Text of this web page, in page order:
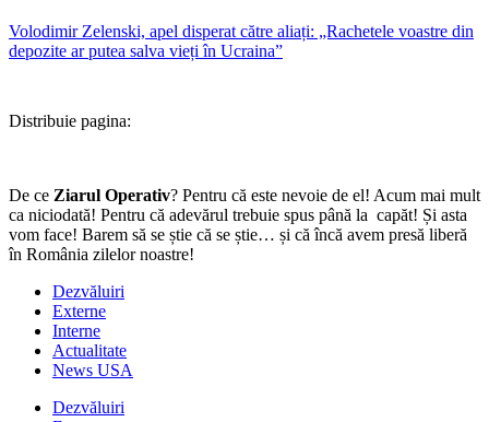
Volodimir Zelenski, apel disperat către aliați: „Rachetele voastre din
depozite ar putea salva vieți în Ucraina”
Distribuie pagina:
De ce Ziarul Operativ? Pentru că este nevoie de el! Acum mai mult
ca niciodată! Pentru că adevărul trebuie spus până la capăt! Și asta
vom face! Barem să se știe că se știe… și că încă avem presă liberă
în România zilelor noastre!
Dezvăluiri
Externe
Interne
Actualitate
News USA
Dezvăluiri